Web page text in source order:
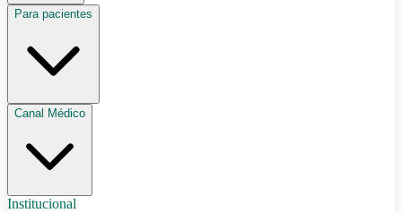
Para pacientes
Canal Médico
Institucional